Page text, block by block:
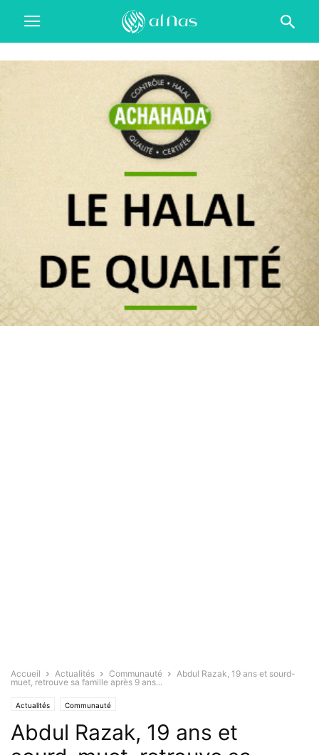
Accueil Actualités Communauté
Abdul Razak, 19 ans et sourd-
muet, retrouve sa famille après 9 ans...
Actualités Communauté
Abdul Razak, 19 ans et